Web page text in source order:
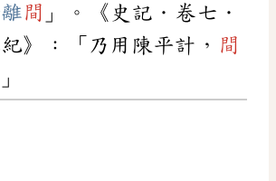
間 」。《史記．卷七．
》：「乃用陳平計， 間